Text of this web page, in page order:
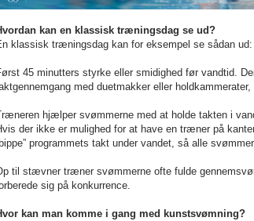
kan en klassisk træningsdag se ud?
klassisk træningsdag kan for eksempel se sådan ud:
45 minutters styrke eller smidighed før vandtid.
med duetmakker eller
hjælper svømmerne med at holde takten i
der ikke er mulighed for at have en træner på
programmets takt under vandet, så alle
til stævner træner svømmerne ofte fulde
sig på konkurrence.
kan man komme i gang med kunstsvømning?